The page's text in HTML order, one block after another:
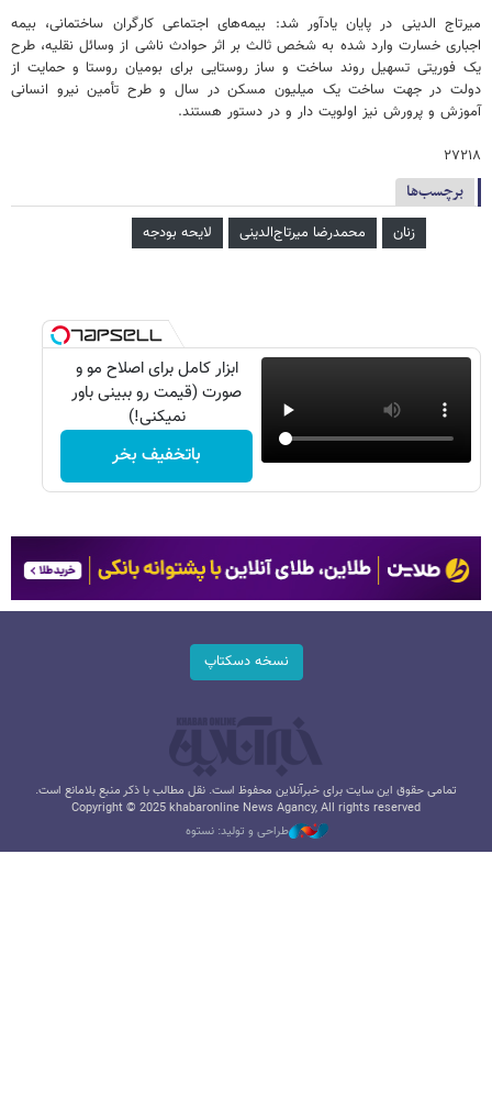
میرتاج الدینی در پایان یادآور شد: بیمه‌های اجتماعی کارگران ساختمانی، بیمه
اجباری خسارت وارد شده به شخص ثالث بر اثر حوادث ناشی از وسائل نقلیه، طرح
یک فوریتی تسهیل روند ساخت و ساز روستایی برای بومیان روستا و حمایت از
دولت در جهت ساخت یک میلیون مسکن در سال و طرح تأمین نیرو انسانی
آموزش و پرورش نیز اولویت دار و در دستور هستند.
۲۷۲۱۸
برچسب‌ها
زنان محمدرضا میرتاج‌الدینی لایحه بودجه
ابزار کامل برای اصلاح مو و
صورت (قیمت رو ببینی باور
نمیکنی!)
باتخفیف بخر
نسخه دسکتاپ
تمامی حقوق این سایت برای خبرآنلاین محفوظ است. نقل مطالب با ذکر منبع بلامانع است.
Copyright © 2025 khabaronline News Agancy, All rights reserved
طراحی و تولید: نستوه